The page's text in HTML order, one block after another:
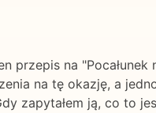
na "Pocałunek
na tę okazję, a
zapytałem ją, co to